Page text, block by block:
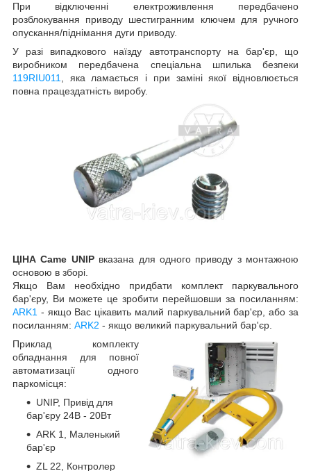
При відключенні електроживлення передбачено
розблокування приводу шестигранним ключем для ручного
опускання/піднімання дуги приводу.
У разі випадкового наїзду автотранспорту на бар'єр, що
виробником передбачена спеціальна шпилька безпеки
119RIU011
, яка ламається і при заміні якої відновлюється
повна працездатність виробу.
ЦІНА Came UNIPвказана для одного приводу з монтажною
основою в зборі.
Якщо Вам необхідно придбати комплект паркувального
бар'єру, Ви можете це зробити перейшовши за посиланням:
ARK1 - якщо Вас цікавить малий паркувальний бар'єр, або за
посиланням: ARK2 - якщо великий паркувальний бар'єр.
Приклад комплекту
обладнання для повної
автоматизації одного
паркомісця:
UNIP, Привід для
бар'єру 24В - 20Вт
ARK 1, Маленький
бар'єр
ZL 22, Контролер